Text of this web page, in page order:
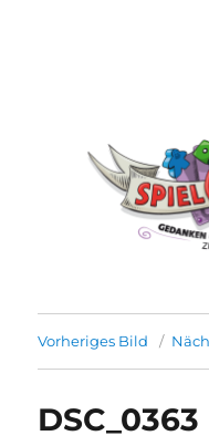
Vorheriges Bild
DSC_0363